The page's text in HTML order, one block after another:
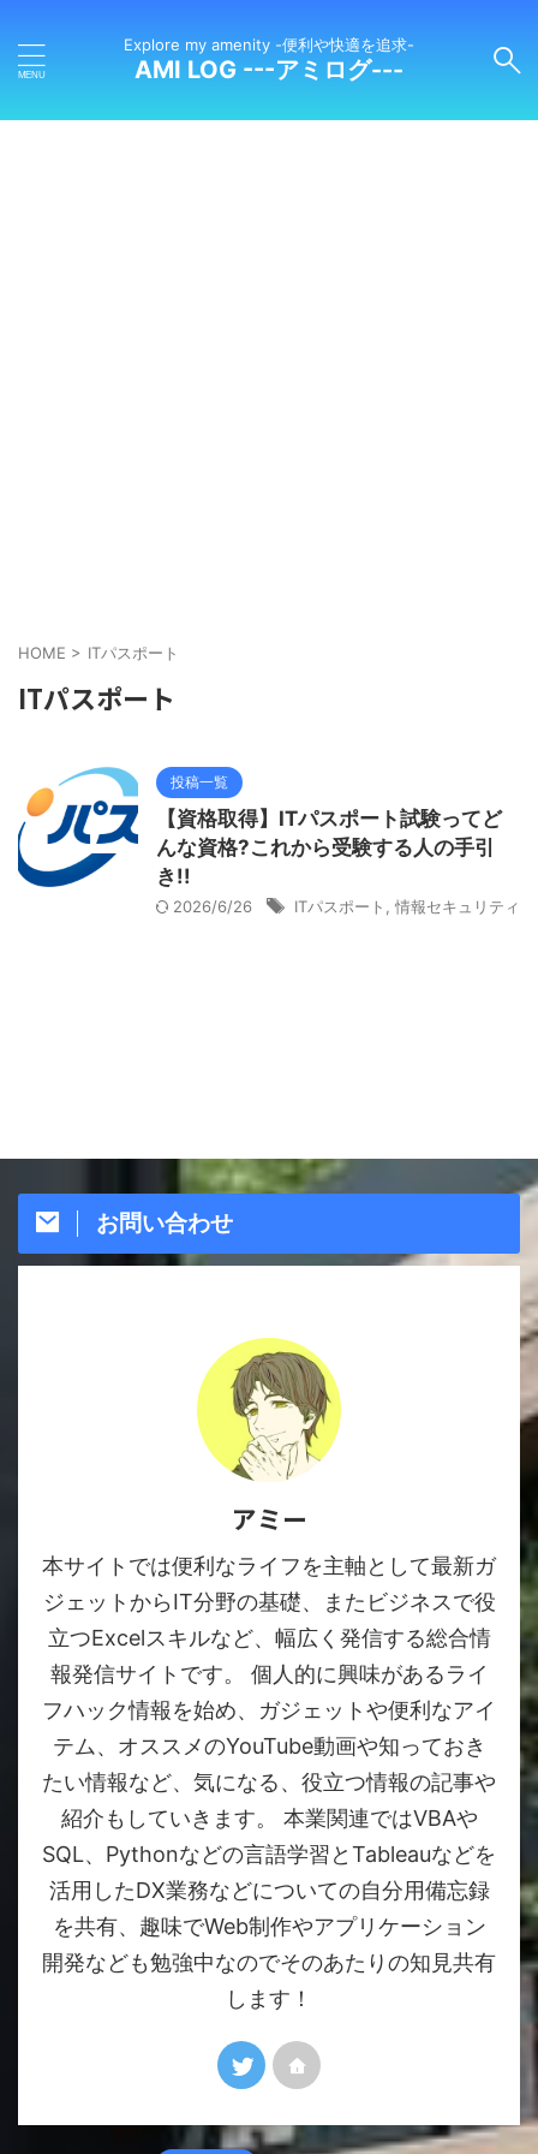
Explore my amenity -便利や快適を追求-
AMI LOG ---アミログ---
HOME > ITパスポート
ITパスポート
投稿一覧
【資格取得】ITパスポート試験ってど
んな資格?これから受験する人の手引
き!!
2026/6/26 ITパスポート 情報セキュリティ
お問い合わせ
アミー
本サイトでは便利なライフを主軸として最新ガ
ジェットからIT分野の基礎、またビジネスで役
立つExcelスキルなど、幅広く発信する総合情
報発信サイトです。 個人的に興味があるライ
フハック情報を始め、ガジェットや便利なアイ
テム、オススメのYouTube動画や知っておき
たい情報など、気になる、役立つ情報の記事や
紹介もしていきます。 本業関連ではVBAや
SQL、Pythonなどの言語学習とTableauなどを
活用したDX業務などについての自分用備忘録
を共有、趣味でWeb制作やアプリケーション
開発なども勉強中なのでそのあたりの知見共有
します！